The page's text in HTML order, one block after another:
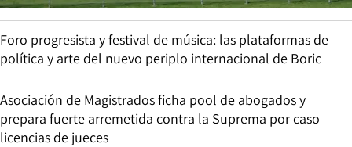
Foro progresista y festival de música: las plataformas de
política y arte del nuevo periplo internacional de Boric
Asociación de Magistrados ficha pool de abogados y
prepara fuerte arremetida contra la Suprema por caso
licencias de jueces